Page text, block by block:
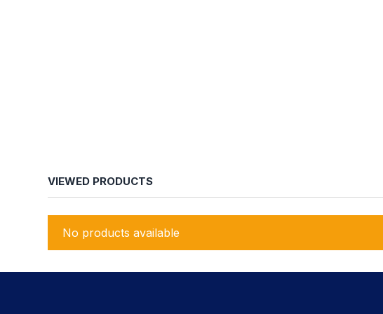
VIEWED PRODUCTS
No products available